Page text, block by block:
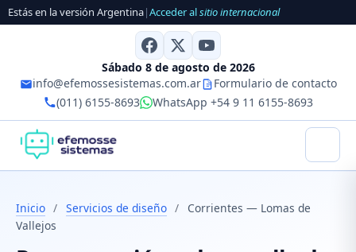
Estás en la versión Argentina|Acceder alsitio internacional
Sábado 8 de agosto de 2026
info@efemossesistemas.com.ar
Formulario de contacto
(011) 6155-8693
WhatsApp +54 9 11 6155-8693
Inicio / Servicios de diseño /
Corrientes — Lomas de
Vallejos